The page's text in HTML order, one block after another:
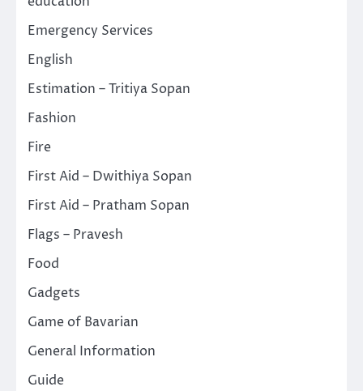
Emergency Services
English
Estimation – Tritiya Sopan
Fashion
Fire
First Aid – Dwithiya Sopan
First Aid – Pratham Sopan
Flags – Pravesh
Food
Gadgets
Game of Bavarian
General Information
Guide